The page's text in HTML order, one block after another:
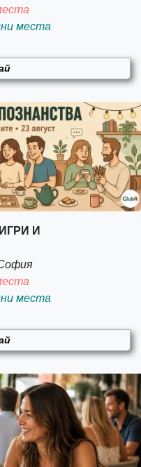
места
И
места